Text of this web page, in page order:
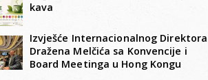
kava
Izvješće Internacionalnog Direktora
Dražena Melčića sa Konvencije i
Board Meetinga u Hong Kongu